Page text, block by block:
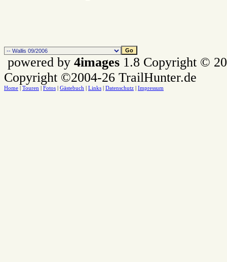
powered by 4images 1.8 Copyright ©
Copyright ©2004-26 TrailHunter.de
Home Touren Fotos Gästebuch Links Datenschutz Impressum